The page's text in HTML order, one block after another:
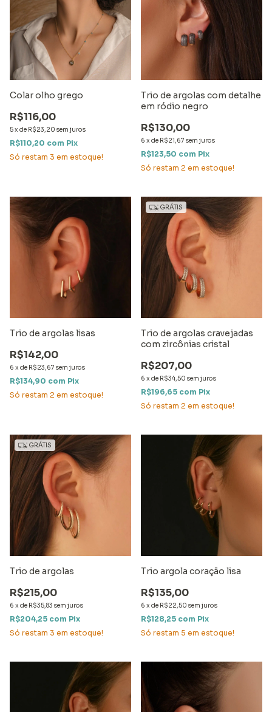
Colar olho grego
R$116,00
5x de R$23,20 sem juros
R$110,20 com Pix
Só restam 3 em estoque!
Trio de argolas com detalhe
em ródio negro
R$130,00
6 x de R$21,67 sem juros
R$123,50 com Pix
Só restam 2 em estoque!
Trio de argolas lisas
R$142,00
6 x de R$23,67 sem juros
R$134,90 com Pix
Só restam 2 em estoque!
GRÁTIS
Trio de argolas cravejadas
com zircônias cristal
R$207,00
6 x de R$34,50 sem juros
R$196,65 com Pix
Só restam 2 em estoque!
GRÁTIS
Trio de argolas
R$215,00
6 x de R$35,83 sem juros
R$204,25 com Pix
Só restam 3 em estoque!
Trio argola coração lisa
R$135,00
6 x de R$22,50 sem juros
R$128,25 com Pix
Só restam 5 em estoque!